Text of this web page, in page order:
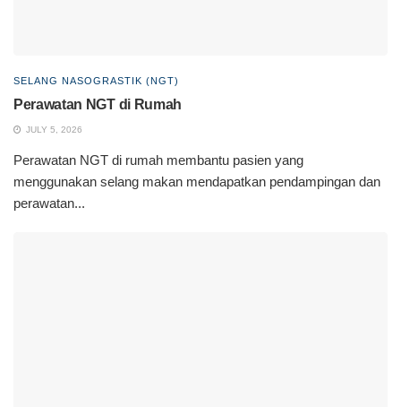
SELANG NASOGRASTIK (NGT)
Perawatan NGT di Rumah
JULY 5, 2026
Perawatan NGT di rumah membantu pasien yang
menggunakan selang makan mendapatkan pendampingan dan
perawatan...